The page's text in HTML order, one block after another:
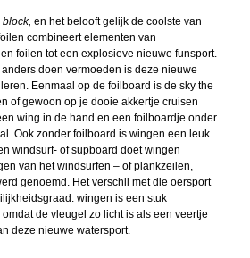
block, en het belooft gelijk de coolste van
combineert elementen van
foilen tot een explosieve nieuwe funsport.
doen vermoeden is deze nieuwe
Eenmaal op de foilboard is de sky the
of gewoon op je dooie akkertje cruisen
wing in de hand en een foilboardje onder
Ook zonder foilboard is wingen een leuk
windsurf- of supboard doet wingen
van het windsurfen – of plankzeilen,
genoemd. Het verschil met die oersport
wingen is een stuk
de vleugel zo licht is als een veertje
deze nieuwe watersport.